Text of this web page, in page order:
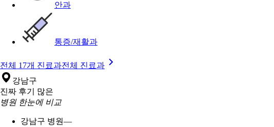
안과
통증/재활과
전체 17개 진료과전체 진료과
강남구
진짜 후기 많은
병원 한눈에 비교
강남구 병원—